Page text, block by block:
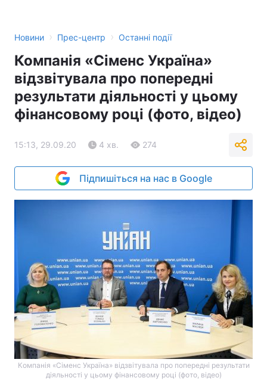
Новини › Прес-центр › Останні події
Компанія «Сіменс Україна»
відзвітувала про попередні
результати діяльності у цьому
фінансовому році (фото, відео)
15:13, 29.09.20 4 хв. 274
Підпишіться на нас в Google
Компанія «Сіменс Україна» відзвітувала про попередні результати
діяльності у цьому фінансовому році (фото, відео)